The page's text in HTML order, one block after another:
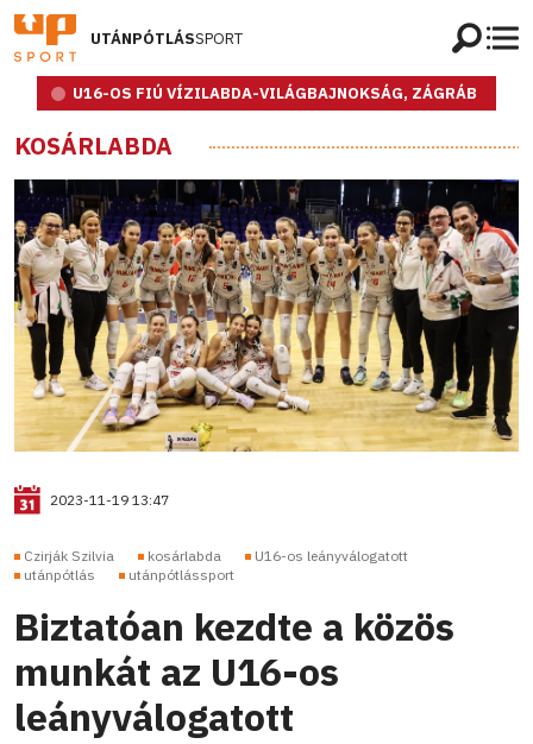
UTÁNPÓTLÁSSPORT
U16-OS FIÚ VÍZILABDA-VILÁGBAJNOKSÁG, ZÁGRÁB
KOSÁRLABDA
2023-11-19 13:47
Czirják Szilvia kosárlabda
U16-os leányválogatott
utánpótlás
utánpótlássport
Biztatóan kezdte a közös
munkát az U16-os
leányválogatott